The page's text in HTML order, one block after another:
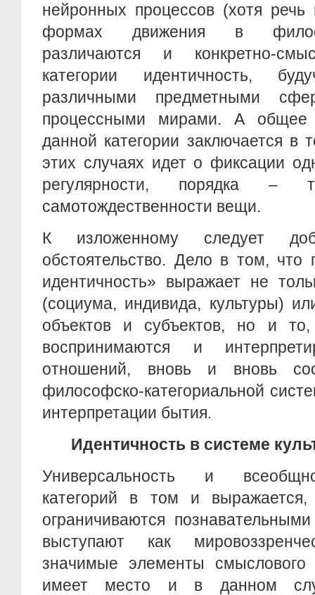
нейронных процессов (хотя
формах движения в
различаются и конкретно-
категории идентичность,
различными предметными
процессными мирами. А общее
данной категории заключается в
этих случаях идет о фиксации
регулярности, порядка –
самотождественности вещи.
К изложенному следует
обстоятельство. Дело в том, что
идентичность» выражает не
(социума, индивида, культуры)
объектов и субъектов, но и
воспринимаются и
отношений, вновь и вновь
философско-категориальной
интерпретации бытия.
Идентичность в системе
Универсальность и
категорий в том и
ограничиваются
выступают как
значимые элементы
имеет место и в данном